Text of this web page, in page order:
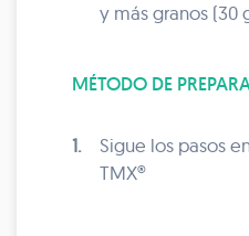
y más granos (30
MÉTODO DE
1.
Sigue los pasos
TMX®